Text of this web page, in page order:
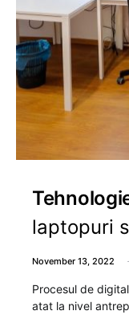
laptopuri
November 13, 2022
Procesul de
atat la nivel